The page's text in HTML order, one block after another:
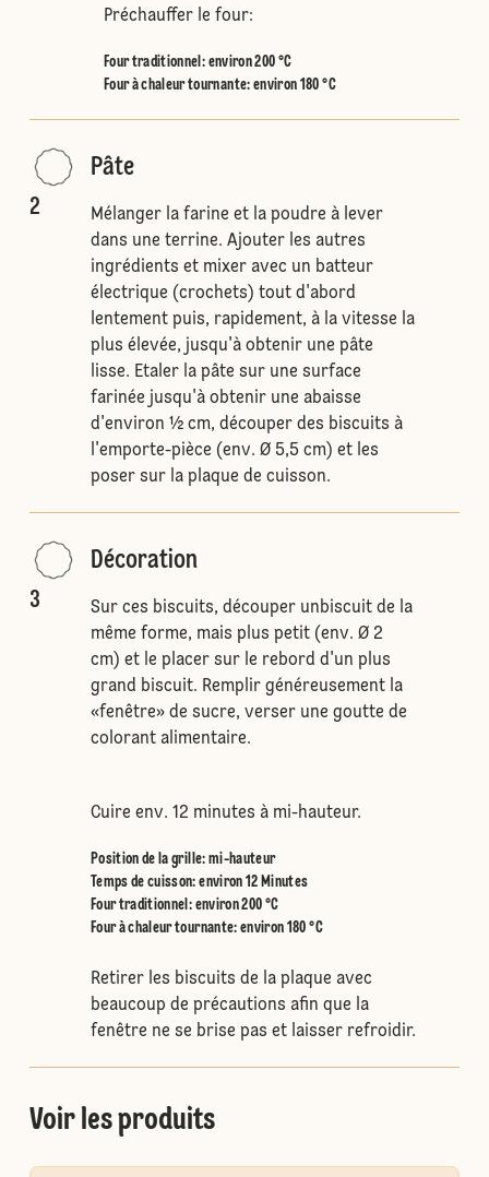
Préchauffer le four:
Four traditionnel : environ 200 °C
Four à chaleur tournante: environ 180 °C
2
Pâte
Mélanger la farine et la poudre à lever
dans une terrine. Ajouter les autres
ingrédients et mixer avec un batteur
électrique (crochets) tout d'abord
lentement puis, rapidement, à la vitesse la
plus élevée, jusqu'à obtenir une pâte
lisse. Etaler la pâte sur une surface
farinée jusqu'à obtenir une abaisse
d'environ ½ cm, découper des biscuits à
l'emporte-pièce (env. Ø 5,5 cm) et les
poser sur la plaque de cuisson.
3
Décoration
Sur ces biscuits, découper unbiscuit de la
même forme, mais plus petit (env. Ø 2
cm) et le placer sur le rebord d'un plus
grand biscuit. Remplir généreusement la
«fenêtre» de sucre, verser une goutte de
colorant alimentaire.
Cuire env. 12 minutes à mi-hauteur.
Position de la grille: mi-hauteur
Temps de cuisson: environ 12 Minutes
Four traditionnel : environ 200 °C
Four à chaleur tournante: environ 180 °C
Retirer les biscuits de la plaque avec
beaucoup de précautions afin que la
fenêtre ne se brise pas et laisser refroidir.
Voir les produits